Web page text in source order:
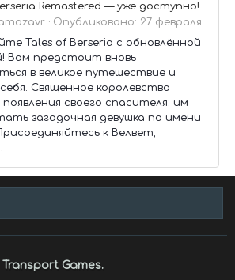
Remastered — уже доступно!
· Опубликовано: 27 февраля
Tales of Berseria с обновлённой
Вам предстоит вновь
в великое путешествие и
Священное королевство
своего спасителя: им
загадочная девушка по имени
к Велвет,
Games.